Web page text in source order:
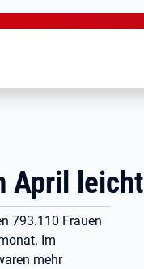
April leicht
793.110 Frauen
Im
mehr